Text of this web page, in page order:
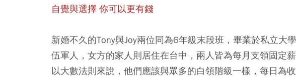
自覺與選擇 你可以更有錢
新婚不久的Tony與Joy兩位同為6年級末段班，畢業於私立大
伍軍人，女方的家人則居住在台中，兩人皆為每月支領固定
以大數法則來說，他們應該與眾多的白領階級一樣，每日為